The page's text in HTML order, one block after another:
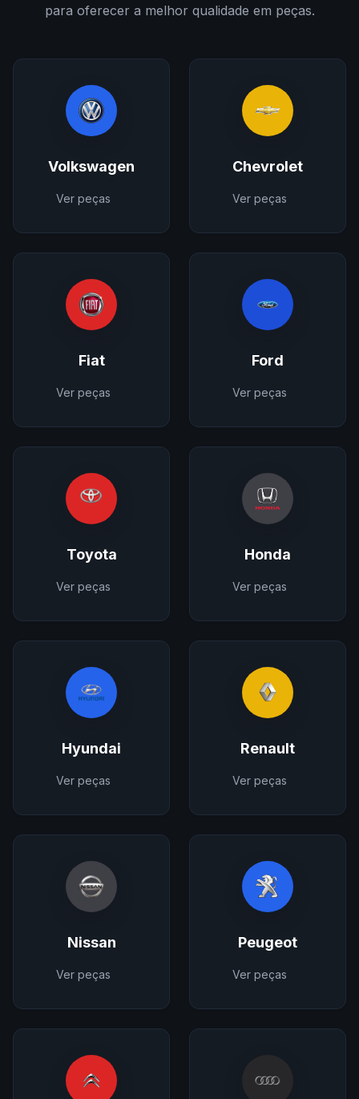
para oferecer a melhor qualidade em peças.
Volkswagen
Ver peças
Chevrolet
Ver peças
Fiat
Ver peças
Ford
Ver peças
Toyota
Ver peças
Honda
Ver peças
Hyundai
Ver peças
Renault
Ver peças
Nissan
Ver peças
Peugeot
Ver peças